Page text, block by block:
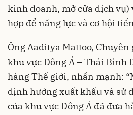
kinh doanh, mở cửa dịch vụ)
hợp để năng lực và cơ hội
Ông Aaditya Mattoo,
khu vực Đông Á – Thái Bình
hàng Thế giới, nhấn mạnh:
định hướng xuất khẩu và sử
của khu vực Đông Á đã đưa